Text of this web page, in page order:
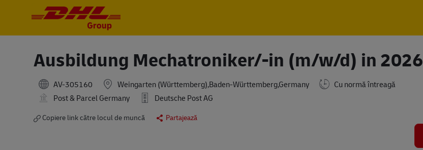
Ausbildung Mechatroniker/-in (m/w/d) in 2026
AV-305160 Weingarten (Württemberg),Baden-Württemberg,Germany
Cu normă întreagă
Post & Parcel Germany
Deutsche Post AG
Copiere link către locul de muncă
Partajează